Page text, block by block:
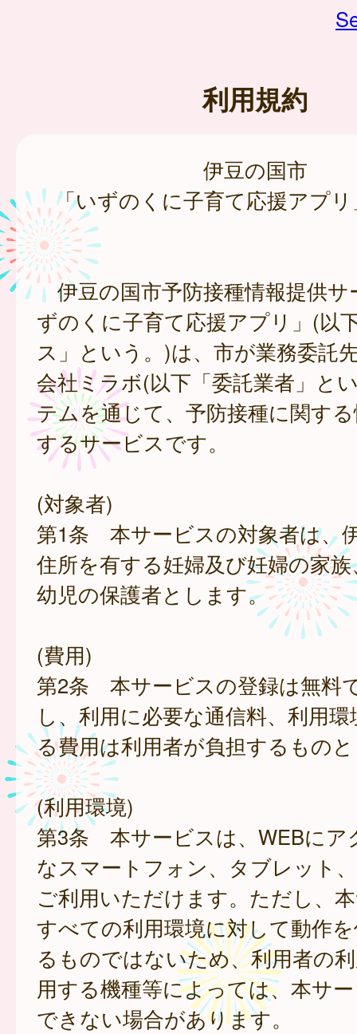
利用規約
伊豆の国市
「いずのくに子育て応援アプ
伊豆の国市予防接種情報提供サ
ずのくに子育て応援アプリ」(以
ス」という。)は、市が業務委託
会社ミラボ(以下「委託業者」と
テムを通じて、予防接種に関す
するサービスです。
(対象者)
第1条 本サービスの対象者は、
住所を有する妊婦及び妊婦の家
幼児の保護者とします。
(費用)
第2条 本サービスの登録は無料
し、利用に必要な通信料、利用
る費用は利用者が負担するもの
(利用環境)
第3条 本サービスは、WEBにア
なスマートフォン、タブレット
ご利用いただけます。ただし、
すべての利用環境に対して動作
るものではないため、利用者の
用する機種等によっては、本サ
できない場合があります。